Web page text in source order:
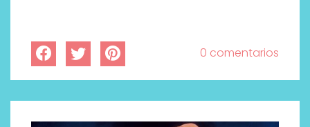
0 comentarios